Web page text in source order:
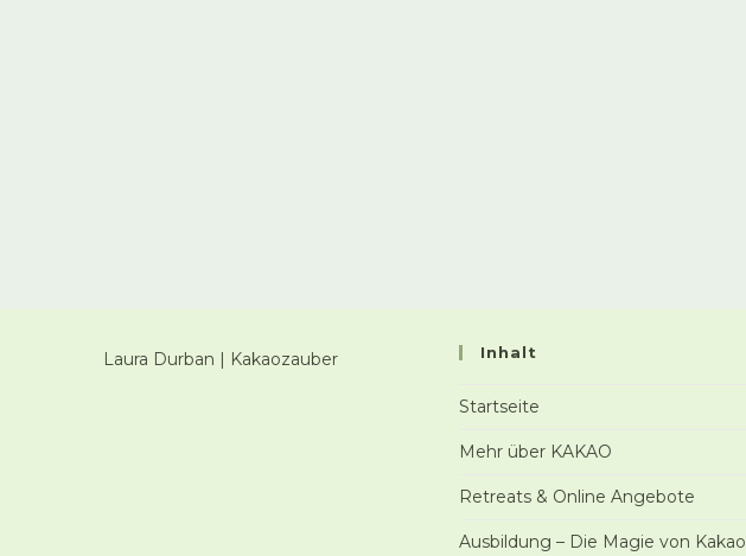
Laura Durban | Kakaozauber Inhalt
Startseite
Mehr über KAKAO
Retreats & Online Angebote
Ausbildung – Die Magie von Kakao